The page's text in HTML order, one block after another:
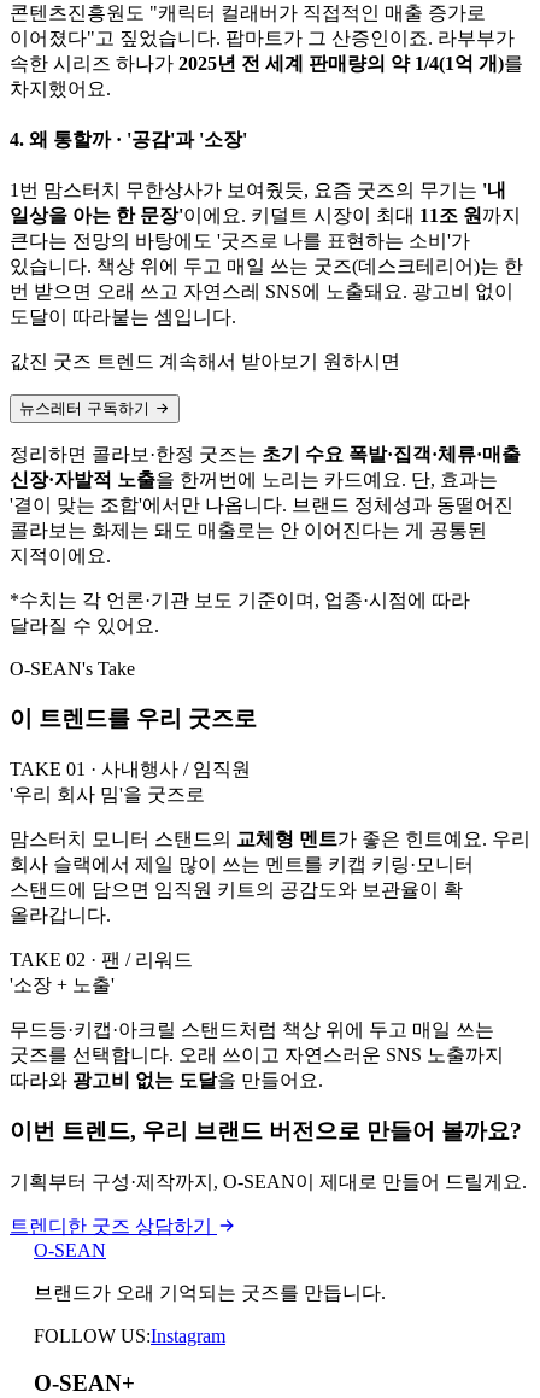
콘텐츠진흥원도 "캐릭터 컬래버가 직접적인 매출 증가로
이어졌다"고 짚었습니다. 팝마트가 그 산증인이죠. 라부부가
속한 시리즈 하나가 2025년 전 세계 판매량의 약 1/4(1억 개)를
차지했어요.
4. 왜 통할까 · '공감'과 '소장'
1번 맘스터치 무한상사가 보여줬듯, 요즘 굿즈의 무기는 '내
일상을 아는 한 문장'이에요. 키덜트 시장이 최대 11조 원 까지
큰다는 전망의 바탕에도 '굿즈로 나를 표현하는 소비'가
있습니다. 책상 위에 두고 매일 쓰는 굿즈(데스크테리어)는 한
번 받으면 오래 쓰고 자연스레 SNS에 노출돼요. 광고비 없이
도달이 따라붙는 셈입니다.
값진 굿즈 트렌드 계속해서 받아보기 원하시면
뉴스레터 구독하기
정리하면 콜라보·한정 굿즈는 초기 수요 폭발·집객·체류·매출
신장·자발적 노출을 한꺼번에 노리는 카드예요. 단, 효과는
'결이 맞는 조합'에서만 나옵니다. 브랜드 정체성과 동떨어진
콜라보는 화제는 돼도 매출로는 안 이어진다는 게 공통된
지적이에요.
*수치는 각 언론·기관 보도 기준이며, 업종·시점에 따라
달라질 수 있어요.
O-SEAN's Take
이 트렌드를 우리 굿즈로
TAKE 01 · 사내행사 / 임직원
'우리 회사 밈'을 굿즈로
맘스터치 모니터 스탠드의 교체형 멘트가 좋은 힌트예요. 우리
회사 슬랙에서 제일 많이 쓰는 멘트를 키캡 키링·모니터
스탠드에 담으면 임직원 키트의 공감도와 보관율이 확
올라갑니다.
TAKE 02 · 팬 / 리워드
'소장 + 노출'
무드등·키캡·아크릴 스탠드처럼 책상 위에 두고 매일 쓰는
굿즈를 선택합니다. 오래 쓰이고 자연스러운 SNS 노출까지
따라와 광고비 없는 도달을 만들어요.
이번 트렌드, 우리 브랜드 버전으로 만들어 볼까요?
기획부터 구성·제작까지, O-SEAN이 제대로 만들어 드릴게요.
트렌디한 굿즈 상담하기
O-SEAN
브랜드가 오래 기억되는 굿즈를 만듭니다.
FOLLOW US:Instagram
O-SEAN+